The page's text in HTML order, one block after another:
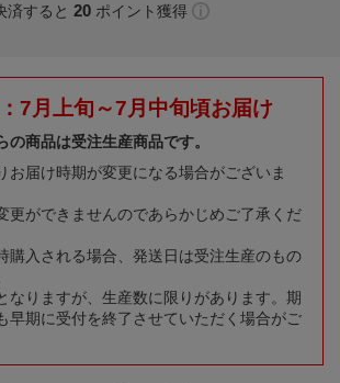
済すると 20 ポイント獲得
7月上旬～7月中旬頃お届け
の商品は受注生産商品です。
お届け時期が変更になる場合がございま
更ができませんのであらかじめご了承くだ
購入される場合、発送日は受注生産のもの
なりますが、生産数に限りがあります。期
早期に受付を終了させていただく場合がご